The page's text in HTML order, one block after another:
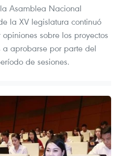
Asamblea Nacional
la XV legislatura continuó
sobre los proyectos
a aprobarse por parte del
de sesiones.